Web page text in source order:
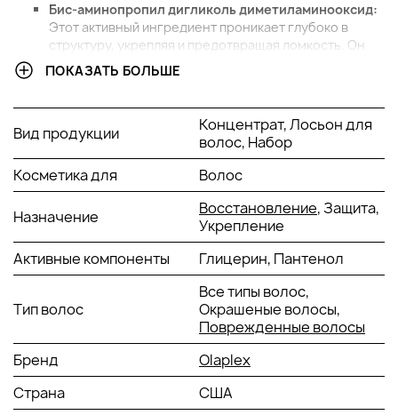
Бис-аминопропил дигликоль диметиламинооксид:
Этот активный ингредиент проникает глубоко в
структуру, укрепляя и предотвращая ломкость. Он
помогает восстанавливать дисульфидные связи,
улучшая прочность и эластичность.
Гидролизованные протеины пшеницы:Эти
протеины увлажняют и смягчают, придавая блеск и
здоровый вид. Они заполняют поры, улучшая
текстуру и делая локоны более управляемыми.
Патентованная формула Olaplex:Восстанавливает
дисульфидные связи, которые повреждаются при
химических процедурах, таких как окрашивание и
завивка. Это улучшает прочность и устойчивость к
повреждениям.
Этот мощный увлажнитель
активно удерживает влагу, придавая мягкость и
упругость. Она также помогает разглаживать,
уменьшает пушистость и делает локоны более
блестящими.
текстуру. Он богат полезными жирными кислотами и
ПОКАЗАТЬ БОЛЬШЕ
Вид продукции
Концентрат, Лосьон для
волос, Набор
Косметика для
Волос
Назначение Восстановление, Защита,
Укрепление
Активные компоненты
Глицерин, Пантенол
Тип волос
Все типы волос,
Окрашеные волосы,
Поврежденные волосы
Бренд
Olaplex
Страна
США